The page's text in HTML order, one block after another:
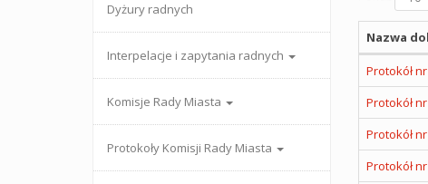
Dyżury radnych
Interpelacje i zapytania radnych
Komisje Rady Miasta
Protokoły Komisji Rady Miasta
Nazwa
Protokół
Protokół
Protokół
Protokół